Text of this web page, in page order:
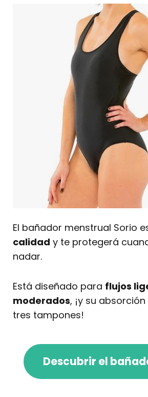
El bañador menstrual Sorio
calidad y te protegerá
nadar.
Está diseñado para flujos
moderados, ¡y su
tres tampones!
Descubrir el